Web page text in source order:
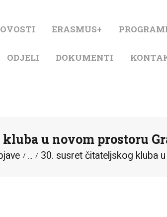
ERASMUS+
ODJELI DOKUMENTI
u novom prostoru
... 30. susret čitateljskog kluba